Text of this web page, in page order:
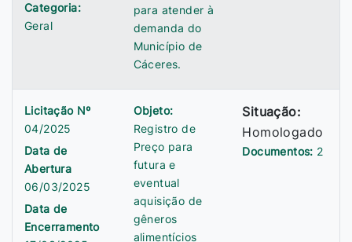
Categoria:
Geral
para atender à
demanda do
Município de
Cáceres.
Licitação Nº
04/2025
Data de
Abertura
06/03/2025
Data de
Encerramento
Objeto:
Registro de
Preço para
futura e
eventual
aquisição de
gêneros
alimentícios
Situação:
Homologado
Documentos: 2